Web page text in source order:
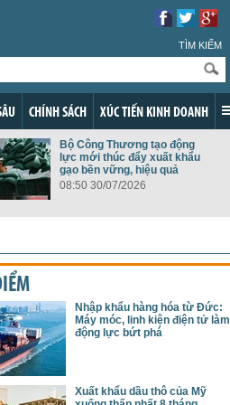
TÌM KIẾM
CHÍNH SÁCH XÚC TIẾN KINH DOANH
Bộ Công Thương tạo động
lực mới thúc đẩy xuất khẩu
gạo bền vững, hiệu quả
08:50 30/07/2026
Nhập khẩu hàng hóa từ Đức:
Máy móc, linh kiện điện tử làm
động lực bứt phá
Xuất khẩu dầu thô của Mỹ